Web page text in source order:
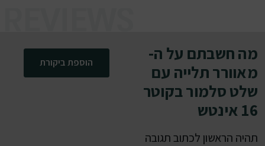
מה חשבתם על ה-
מאוורר תלייה עם
שלט סלמור בקוטר
16 אינטש
תהיה הראשון לכתוב תגובה
הוספת ביקורת